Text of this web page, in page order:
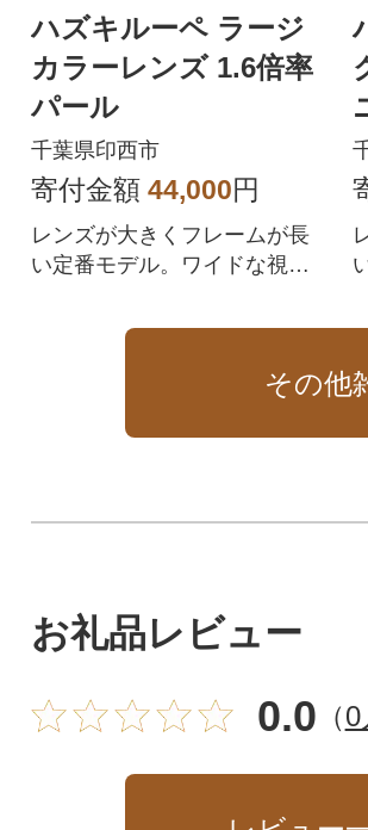
ハズキルーペ ラージ
カラーレンズ 1.6倍率
パール
千葉県印西市
寄付金額 44,000円
レンズが大きくフレームが長
い定番モデル。ワイドな視野
掛けにも便利。衝撃に強く、
レーム採用で掛け心地が向上!
その他
お礼品レビュー
0.0 （0